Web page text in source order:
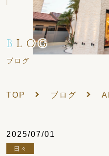
B LOG
ブログ
TOP ブログ
2025/07/01
日々